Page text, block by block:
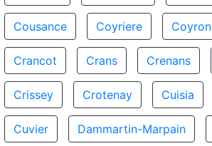
Cousance Coyriere Coyron
Crancot Crans Crenans
Crissey Crotenay Cuisia
Cuvier Dammartin-Marpain